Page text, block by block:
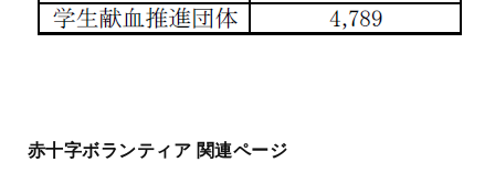
赤十字ボランティア 関連ページ